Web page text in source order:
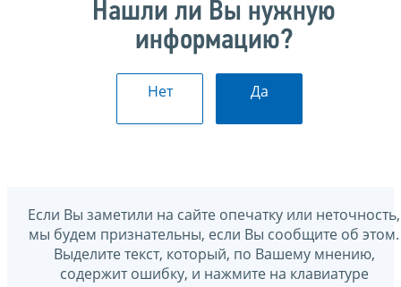
Нашли ли Вы нужную
информацию?
Нет Да
Если Вы заметили на сайте опечатку или неточность,
мы будем признательны, если Вы сообщите об этом.
Выделите текст, который, по Вашему мнению,
содержит ошибку, и нажмите на клавиатуре